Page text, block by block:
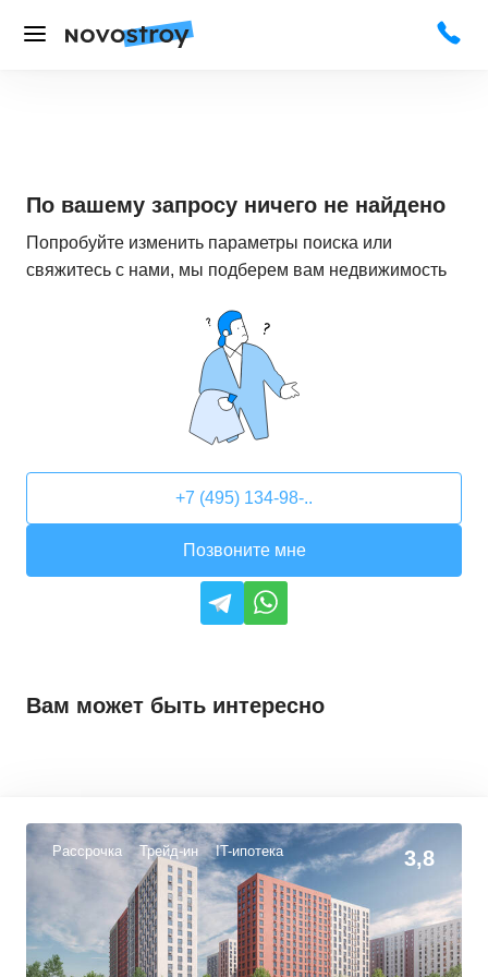
По вашему запросу ничего не найдено
Попробуйте изменить параметры поиска или
свяжитесь с нами, мы подберем вам недвижимость
+7 (495) 134-98-..
Позвоните мне
Вам может быть интересно
Рассрочка Трейд-ин IT-ипотека 3,8